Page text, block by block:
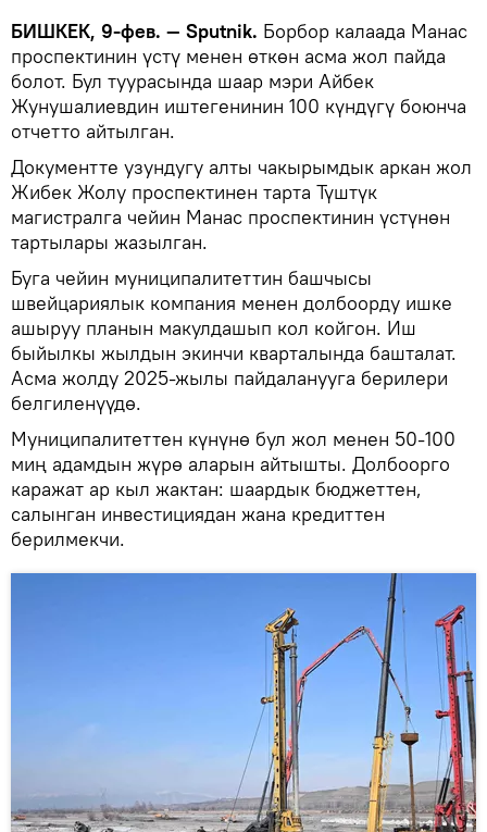
БИШКЕК, 9-фев. — Sputnik. Борбор калаада Манас
проспектинин үстү менен өткөн асма жол пайда
болот. Бул туурасында шаар мэри Айбек
Жунушалиевдин иштегенинин 100 күндүгү боюнча
отчетто айтылган.
Документте узундугу алты чакырымдык аркан жол
Жибек Жолу проспектинен тарта Түштүк
магистралга чейин Манас проспектинин үстүнөн
тартылары жазылган.
Буга чейин муниципалитеттин башчысы
швейцариялык компания менен долбоорду ишке
ашыруу планын макулдашып кол койгон. Иш
быйылкы жылдын экинчи кварталында башталат.
Асма жолду 2025-жылы пайдаланууга берилери
белгиленүүдө.
Муниципалитеттен күнүнө бул жол менен 50-100
миң адамдын жүрө аларын айтышты. Долбоорго
каражат ар кыл жактан: шаардык бюджеттен,
салынган инвестициядан жана кредиттен
берилмекчи.